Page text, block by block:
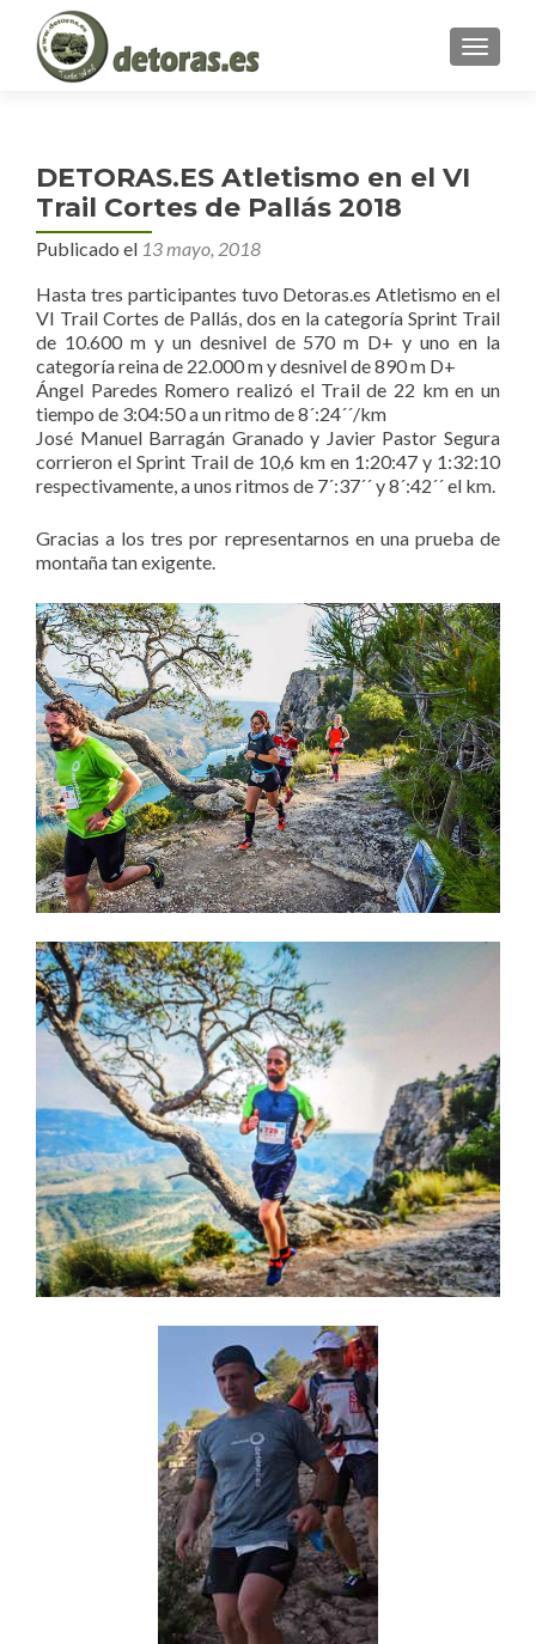
MENU
DETORAS.ES Atletismo en el VI
Trail Cortes de Pallás 2018
Publicado el 13 mayo, 2018
Hasta tres participantes tuvo Detoras.es Atletismo en el
VI Trail Cortes de Pallás, dos en la categoría Sprint Trail
de 10.600 m y un desnivel de 570 m D+ y uno en la
categoría reina de 22.000 m y desnivel de 890 m D+
Ángel Paredes Romero realizó el Trail de 22 km en un
tiempo de 3:04:50 a un ritmo de 8´:24´´/km
José Manuel Barragán Granado y Javier Pastor Segura
corrieron el Sprint Trail de 10,6 km en 1:20:47 y 1:32:10
respectivamente, a unos ritmos de 7´:37´´ y 8´:42´´ el km.
Gracias a los tres por representarnos en una prueba de
montaña tan exigente.